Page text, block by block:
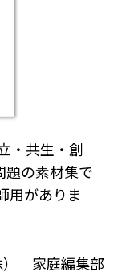
・共生・創
題の素材集で
用がありま
） 家庭編集部